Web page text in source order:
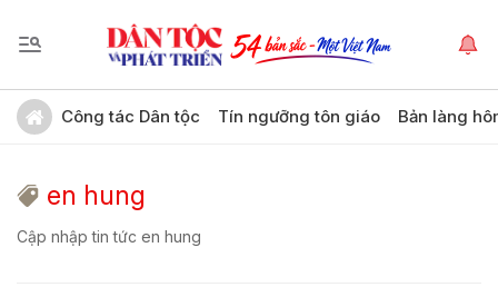
Công tác Dân tộc Tín ngưỡng tôn giáo Bản làng
en hung
Cập nhập tin tức en hung